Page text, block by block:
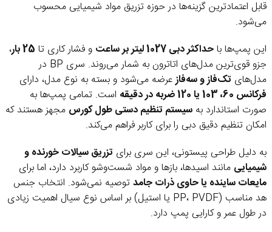
قابل اعتمادترین گزینه‌ها در حوزه تزریق مواد شیمیایی محسوب
می‌شود.
این پمپ‌ها باحداکثر دبی 1027 لیتر بر ساعت و فشار کاری تا 25 بار
،
جزو قوی‌ترین مدل‌های اتاترون به شمار می‌روند. سری BP در
مدل‌های تک‌فاز و سه‌فازعرضه می‌شود و بسته به نوع مدل، دارای
فرکانس 60، 103 یا 120 ضربه در دقیقه
است. تمامی پمپ‌ها به
صورت استاندارد به سیستم تنظیم دستی طول کورس مجهز هستند که
امکان تنظیم دقیق دبی را برای کاربر فراهم می‌کند.
به دلیل طراحی پیستونی، این سری برای تزریق سیالات خورنده و
شیمیایی مانند اسیدها، بازها و مواد شست‌وشو کاربرد دارد، اما برای
مایعات ساینده یا حاوی ذرات جامدتوصیه نمی‌شود. انتخاب جنس
هد مناسب (PP، PVDF یا استیل) بر اساس نوع سیال اهمیت زیادی
در طول عمر و کارایی پمپ دارد.